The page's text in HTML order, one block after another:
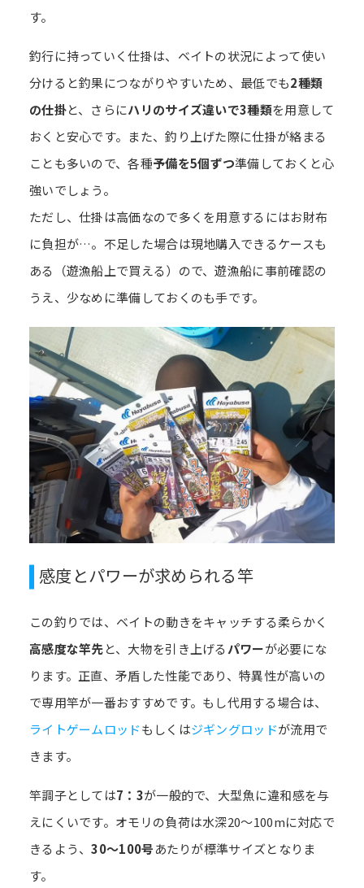
す。
釣行に持っていく仕掛は、ベイトの状況によって使い
分けると釣果につながりやすいため、最低でも2種類
の仕掛と、さらにハリのサイズ違いで3種類を用意して
おくと安心です。また、釣り上げた際に仕掛が絡まる
ことも多いので、各種予備を5個ずつ準備しておくと心
強いでしょう。
ただし、仕掛は高価なので多くを用意するにはお財布
に負担が…。不足した場合は現地購入できるケースも
ある（遊漁船上で買える）ので、遊漁船に事前確認の
うえ、少なめに準備しておくのも手です。
感度とパワーが求められる竿
この釣りでは、ベイトの動きをキャッチする柔らかく
高感度な竿先と、大物を引き上げる パワーが必要にな
ります。正直、矛盾した性能であり、特異性が高いの
で専用竿が一番おすすめです。もし代用する場合は、
ライトゲームロッドもしくはジギングロッドが流用で
きます。
竿調子としては7：3が一般的で、大型魚に違和感を与
えにくいです。オモリの負荷は水深20～100mに対応で
きるよう、30～100号あたりが標準サイズとなりま
す。